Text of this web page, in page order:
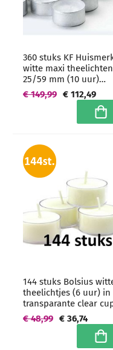
360 stuks KF
witte maxi theelichten
25/59 mm (10 uur)
Hoogwaardige horeca
kwaliteit -
€ 112,49
€ 149,99
In
144 stuks Bolsius
theelichtjes (6 uur) in
transparante clear
grootverpakking
€ 36,74
€ 48,99
In